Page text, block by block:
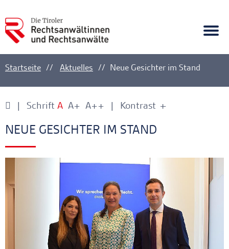
Ankerlink
Startseite Aktuelles Neue Gesichter im Stand
Schrift A A+ A++ Kontrast +
-
Ankerlink
NEUE GESICHTER IM STAND